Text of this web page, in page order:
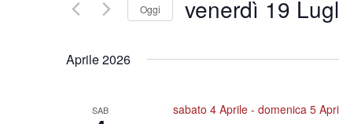
Oggi venerdì 19
la
Aprile 2026
SAB sabato 4 Aprile- domenica 5